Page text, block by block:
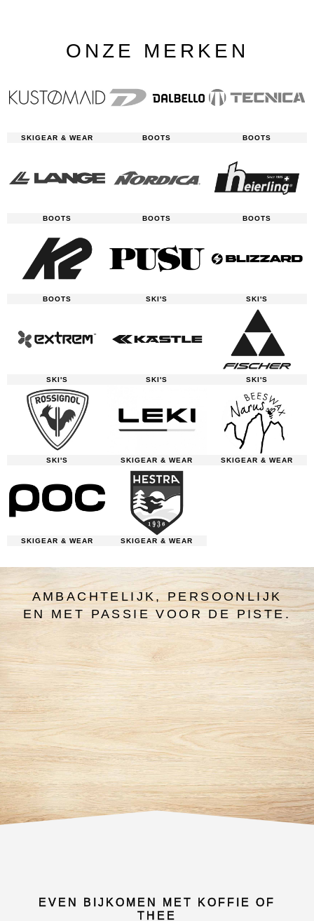
ONZE MERKEN
SKIGEAR & WEAR BOOTS BOOTS
BOOTS BOOTS BOOTS
BOOTS SKI'S SKI'S
SKI'S SKI'S SKI'S
SKI'S SKIGEAR & WEAR SKIGEAR & WEAR
SKIGEAR & WEAR SKIGEAR & WEAR
AMBACHTELIJK, PERSOONLIJK
EN MET PASSIE VOOR DE PISTE.
EVEN BIJKOMEN MET KOFFIE OF
THEE